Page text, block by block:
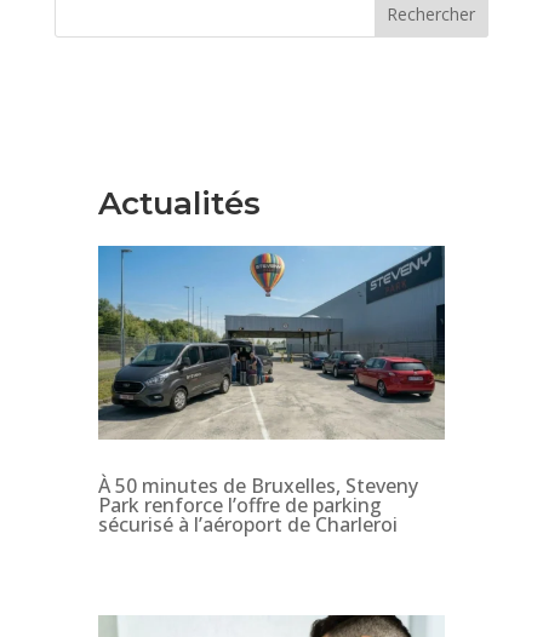
Rechercher
Actualités
À 50 minutes de Bruxelles, Steveny
Park renforce l’offre de parking
sécurisé à l’aéroport de Charleroi